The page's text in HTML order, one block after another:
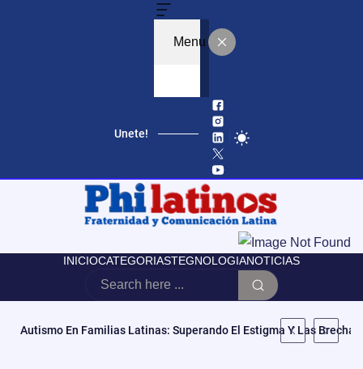
Menu
Unete!
INICIOCATEGORIASTEGNOLOGIANOTICIAS
«No Es Vencer Tus Cargas, Es Abrazarlas»: Mila La Morena